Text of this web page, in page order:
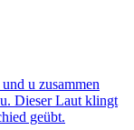
u zusammen
Dieser Laut klingt
geübt.